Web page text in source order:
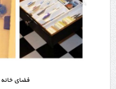
فضای خانه